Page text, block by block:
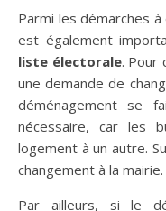
Parmi les démarches
est également
liste électorale. Pour
une demande de
déménagement se
nécessaire, car les
logement à un autre.
changement à la mairie.
Par ailleurs, si le